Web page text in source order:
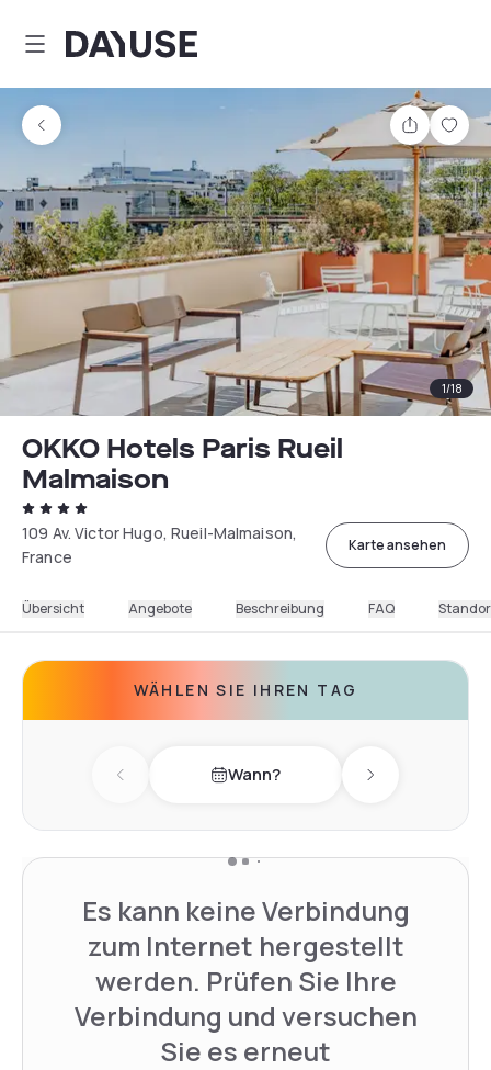
Dayuse
Teilen
1/18
OKKO Hotels Paris Rueil
Malmaison
109 Av. Victor Hugo, Rueil-Malmaison,
France
Karte ansehen
Übersicht Angebote Beschreibung FAQ
WÄHLEN SIE IHREN TAG
Previous day Wann? Next day
Es kann keine Verbindung
zum Internet hergestellt
werden. Prüfen Sie Ihre
Verbindung und versuchen
Sie es erneut